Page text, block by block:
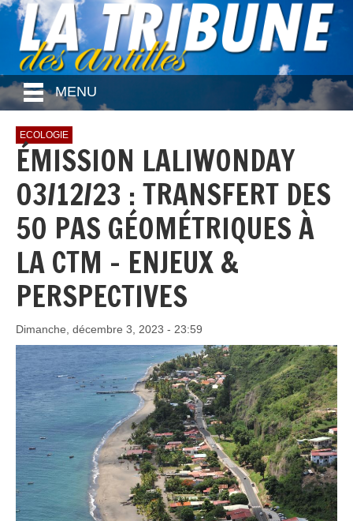
MENU
ECOLOGIE
ÉMISSION LALIWONDAY
03/12/23 : TRANSFERT DES
50 PAS GÉOMÉTRIQUES À
LA CTM - ENJEUX &
PERSPECTIVES
Dimanche, décembre 3, 2023 - 23:59